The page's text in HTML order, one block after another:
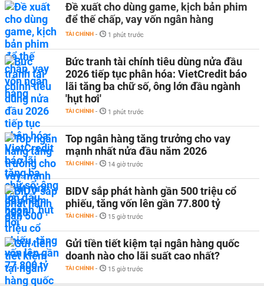
Đề xuất cho dùng game, kịch bản phim
để thế chấp, vay vốn ngân hàng
TÀI CHÍNH - 1 phút trước
Bức tranh tài chính tiêu dùng nửa đầu
2026 tiếp tục phân hóa: VietCredit báo
lãi tăng ba chữ số, ông lớn đầu ngành
'hụt hơi'
TÀI CHÍNH - 1 phút trước
Top ngân hàng tăng trưởng cho vay
mạnh nhất nửa đầu năm 2026
TÀI CHÍNH - 14 giờ trước
BIDV sắp phát hành gần 500 triệu cổ
phiếu, tăng vốn lên gần 77.800 tỷ
TÀI CHÍNH - 15 giờ trước
Gửi tiền tiết kiệm tại ngân hàng quốc
doanh nào cho lãi suất cao nhất?
TÀI CHÍNH - 15 giờ trước